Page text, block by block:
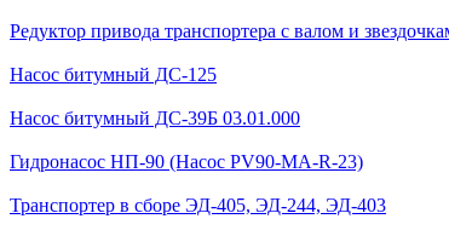
Редуктор привода транспортера с валом и
Насос битумный ДС-125
Насос битумный ДС-39Б 03.01.000
Гидронасос НП-90 (Насос PV90-MA-R-23)
Транспортер в сборе ЭД-405, ЭД-244, ЭД-403